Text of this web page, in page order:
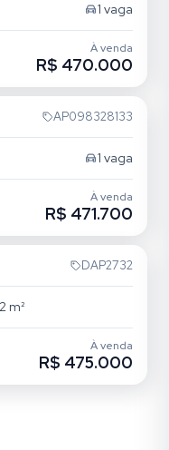
1 vaga
À venda
R$ 470.000
AP098328133
1 vaga
À venda
R$ 471.700
DAP2732
m²
À venda
R$ 475.000